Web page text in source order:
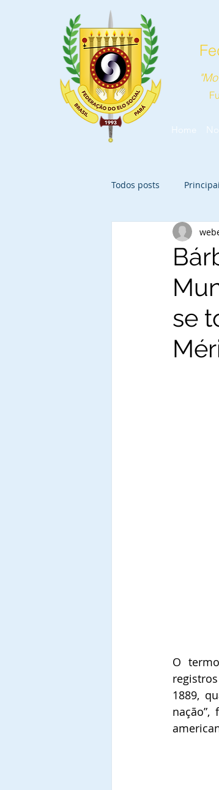
Home
Todos posts
se
O
1889,